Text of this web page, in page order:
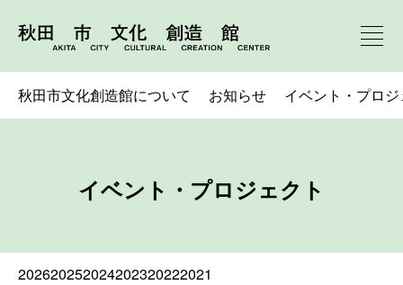
秋田市文化創造館について お知らせ イベント・プロ
イベント・プロジェクト
202620252024202320222021